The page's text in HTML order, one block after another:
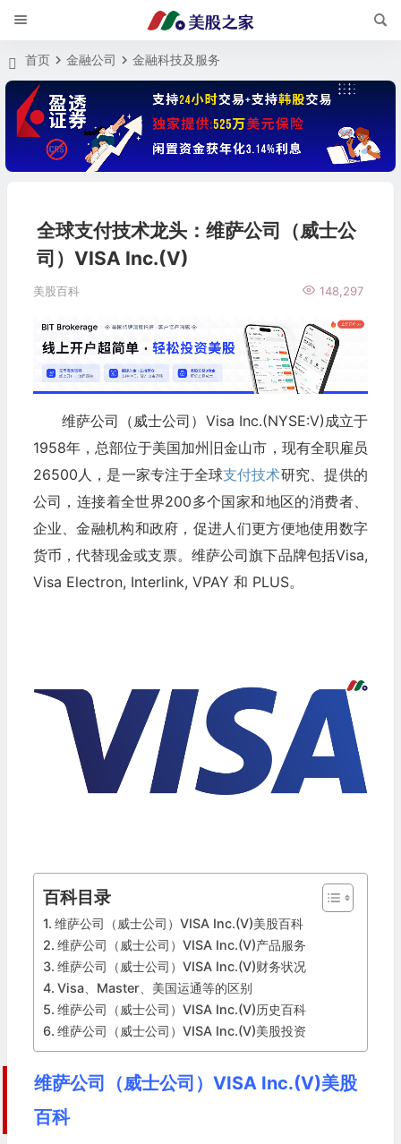
首页 金融公司 金融科技及服务
全球支付技术龙头：维萨公司（威士公
司）VISA Inc.(V)
美股百科 148,297
维萨公司（威士公司）Visa Inc.(NYSE:V)成立于
1958年，总部位于美国加州旧金山市，现有全职雇员
26500人，是一家专注于全球支付技术研究、提供的
公司，连接着全世界200多个国家和地区的消费者、
企业、金融机构和政府，促进人们更方便地使用数字
货币，代替现金或支票。维萨公司旗下品牌包括Visa,
Visa Electron, Interlink, VPAY 和 PLUS。
百科目录
维萨公司（威士公司）VISA Inc.(V)美股百科
维萨公司（威士公司）VISA Inc.(V)产品服务
维萨公司（威士公司）VISA Inc.(V)财务状况
Visa、Master、美国运通等的区别
维萨公司（威士公司）VISA Inc.(V)历史百科
维萨公司（威士公司）VISA Inc.(V)美股投资
维萨公司（威士公司）VISA Inc.(V)美股
百科